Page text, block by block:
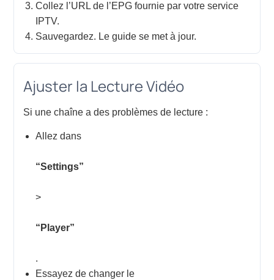
Collez l’URL de l’EPG fournie par votre service
IPTV.
Sauvegardez. Le guide se met à jour.
Ajuster la Lecture Vidéo
Si une chaîne a des problèmes de lecture :
Allez dans
“Settings”
>
“Player”
.
Essayez de changer le